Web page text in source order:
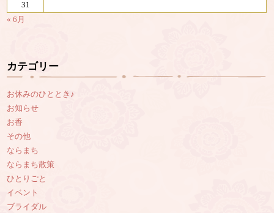
31
« 6月
カテゴリー
お休みのひととき♪
お知らせ
お香
その他
ならまち
ならまち散策
ひとりごと
イベント
ブライダル